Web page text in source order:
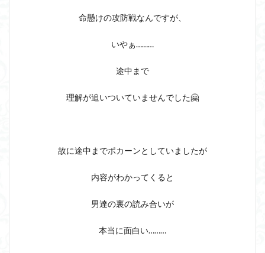
命懸けの攻防戦なんですが、
いやぁ………
途中まで
理解が追いついていませんでした🤗
故に途中までポカーンとしていましたが
内容がわかってくると
男達の裏の読み合いが
本当に面白い………